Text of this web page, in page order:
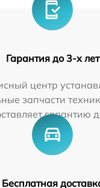
Гарантия до 3-х лет
центр
запчасти
гарантию
Бесплатная